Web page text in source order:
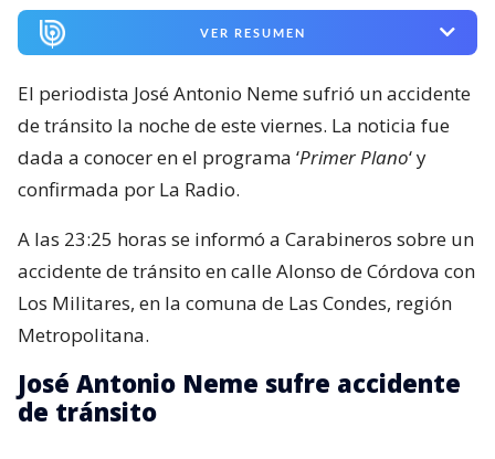
VER RESUMEN
El periodista José Antonio Neme sufrió un accidente
de tránsito la noche de este viernes. La noticia fue
dada a conocer en el programa ‘Primer Plano‘ y
confirmada por La Radio.
A las 23:25 horas se informó a Carabineros sobre un
accidente de tránsito en calle Alonso de Córdova con
Los Militares, en la comuna de Las Condes, región
Metropolitana.
José Antonio Neme sufre accidente
de tránsito